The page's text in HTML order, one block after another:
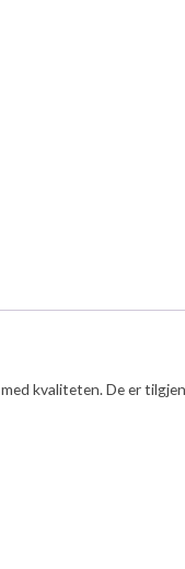
kvaliteten. De er